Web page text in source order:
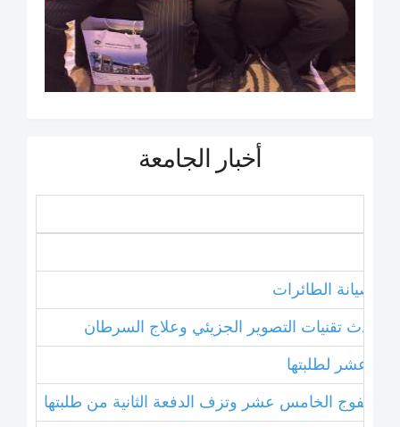
أخبار الجامعة
صيانة الطائرات
أحدث تقنيات التصوير الجزيئي وعلاج السرطان
عشر لطلبتها
الفوج الخامس عشر وتزف الدفعة الثانية من طلبتها